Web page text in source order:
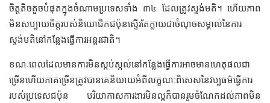
ចិត្តតិចតួចបំផុតក្នុងចំណាមប្រទេសទាំង ៣៤ ដែលត្រូវស្ទង់មតិ។ ហើយភាព
មិនសប្បាយចិត្តរបស់និយោជិកជប៉ុនស្ទើរតែក្លាយជាចំណុចសម្គាល់នៃការ
ស្ទង់មតិនៅកន្លែងធ្វើការអន្តរជាតិ។
ខណៈពេលដែលមានការមិនស្កប់ស្កល់នៅកន្លែងធ្វើការអាចមានហេតុផលជា
ច្រើនហើយភាគច្រើនត្រូវបានគេនិយាយអំពីលក្ខណៈពិសេសនៃវប្បធម៌ធ្វើការ
របស់ប្រទេសជប៉ុន បរិយាកាសការងារមិនល្អក៏បានរួមចំណែកដល់ភាពមិន